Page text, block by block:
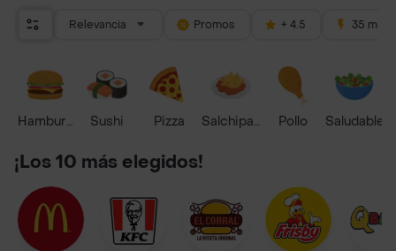
Relevancia Promos + 4.5 35 mins
HamburguesaSushi Pizza Salchipapas Pollo Saludable
¡Los 10 más elegidos!